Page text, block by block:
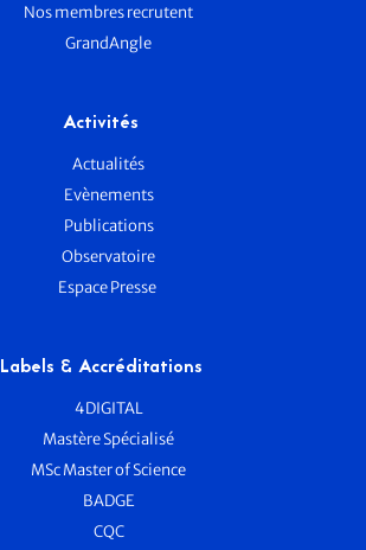
Nos membres recrutent
GrandAngle
Activités
Actualités
Evènements
Publications
Observatoire
Espace Presse
Labels & Accréditations
4DIGITAL
Mastère Spécialisé
MSc Master of Science
BADGE
CQC